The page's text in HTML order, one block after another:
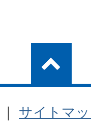
｜ サイトマ